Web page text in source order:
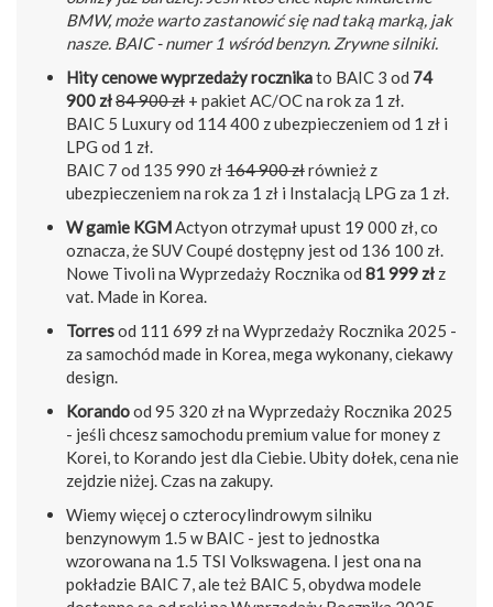
BMW, może warto zastanowić się nad taką marką, jak
nasze. BAIC - numer 1 wśród benzyn. Zrywne silniki.
Hity cenowe wyprzedaży rocznikato BAIC 3 od 74
900 zł84 900 zł + pakiet AC/OC na rok za 1 zł.
BAIC 5 Luxury od 114 400 z ubezpieczeniem od 1 zł i
LPG od 1 zł.
BAIC 7 od 135 990 zł164 900 złrównież z
ubezpieczeniem na rok za 1 zł i Instalacją LPG za 1 zł.
W gamie KGMActyon otrzymał upust 19 000 zł, co
oznacza, że SUV Coupé dostępny jest od 136 100 zł.
Nowe Tivoli na Wyprzedaży Rocznika od 81 999 zł z
vat. Made in Korea.
Torresod 111 699 zł na Wyprzedaży Rocznika 2025 -
za samochód made in Korea, mega wykonany, ciekawy
design.
Korandood 95 320 zł na Wyprzedaży Rocznika 2025
- jeśli chcesz samochodu premium value for money z
Korei, to Korando jest dla Ciebie. Ubity dołek, cena nie
zejdzie niżej. Czas na zakupy.
Wiemy więcej o czterocylindrowym silniku
benzynowym 1.5 w BAIC - jest to jednostka
wzorowana na 1.5 TSI Volkswagena. I jest ona na
pokładzie BAIC 7, ale też BAIC 5, obydwa modele